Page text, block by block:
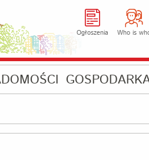
Ogłoszenia Who is